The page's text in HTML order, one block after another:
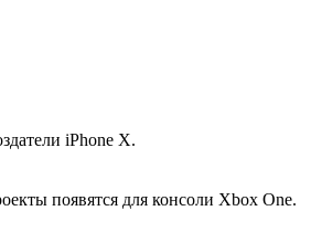
iPhone X.
появятся для консоли Xbox One.